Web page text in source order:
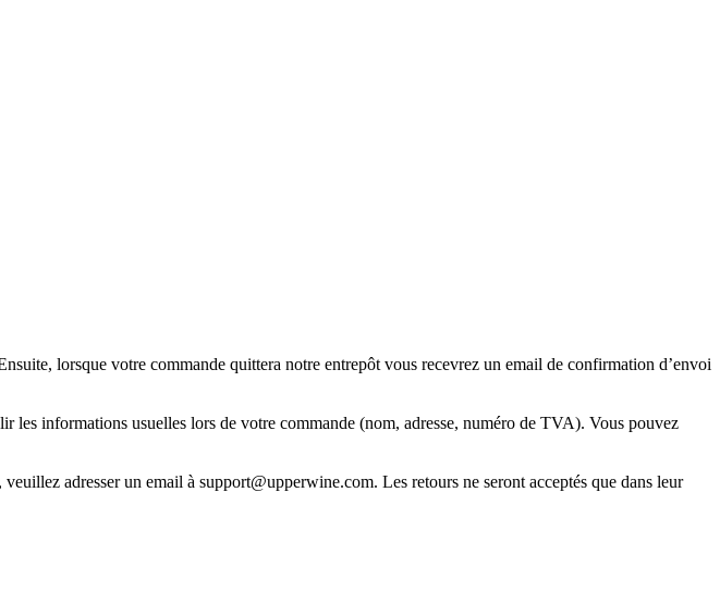
lorsque votre commande quittera notre entrepôt vous recevrez un email de confirmation d’envoi
les informations usuelles lors de votre commande (nom, adresse, numéro de TVA). Vous pouvez
adresser un email à support@upperwine.com. Les retours ne seront acceptés que dans leur